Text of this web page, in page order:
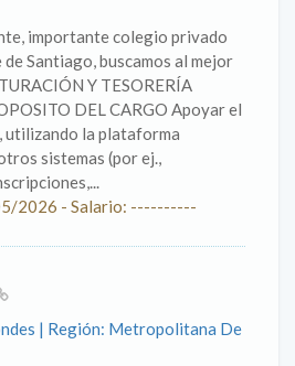
importante colegio privado
Santiago, buscamos al mejor
Y TESORERÍA
DEL CARGO Apoyar el
utilizando la plataforma
sistemas (por ej.,
2026 - Salario: ----------
| Región: Metropolitana De